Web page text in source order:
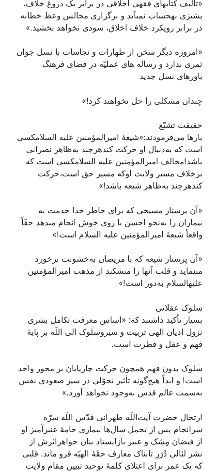
«تألیف کتاب‏هاى فقهى اخلاقى در برابر یک دروغ خلاف،
پشیزى به‏حساب نمى‏آید و برگزارى مجالس وعظ خطابه
در برابر رویکرد خلاف اخلاق، سودى نخواهد بخشید.»
«امروزه دیگر سخن از طهارات و نجاسات با نسل جوان
ثمرى ندارد و رساله ‏هاى عملیّه در فضاى فرهنگ
باورهاى نسل جدید
چندان مشکلى را حل نخواهند کرد!»
حقیقت تشیّع
بارها می‌فرمودند:«شیعۀ امیرالمؤمنین علیه السلامکسی
است که به‌دنبال او حرکت کندهرچند به‌ظاهر نصرانی
باشد!مخالف امیرالمؤمنین علیه السلامکسی است که
برخلاف مسیر ولایت اوکه مسیر حق است،حرکت
کندهرچند به‌ظاهر شیعه باشد!»
«آن پرستار مسیحى که براى خاطر خدا خدمت به
بیماران را به‌نحو احسن با روى خوش انجام مى‏دهد حقّاً
واقعاً شیعۀ امیرالمؤمنین علیه ‏السلام است!»
«آن پرستار شیعه که با مریضان به‌خشونت برخورد
مى‏نماید و قلب آنها را مى‏شکند از مذهب امیرالمؤمنین
علیه‏السلام به‌دور است!»
سلوک عقلانی
بسیار تأکید داشتند که: «اساس معرفت تکامل بشری
نزول ادیان الهی تربیت و سیروسلوک الی اللَه بر پایۀ
فهم و عقل و فطرت است.
سلوک بدون فهم همچون حرکت چارپایان بر محور واحد
است! و ابداً هیچ‌گونه تأثیر تحوّلی در سیر صعودی نفس
به‌سمت عالم قدس به‌وجود نخواهد آورد.»
ارتحال حضرت آیت‌اللَه طهرانی قدّس اللَه سرّه
سرانجام پس از تحمل سال‌ها بیماری خامۀ عنبرآمیز او
از فیضان مِشک و عبیر بازایستاد بنان جواهراثرش از
نشر لئالی دُرَرِ تابناک معارف حقّۀ الهیّه فرو ماند. قلبی
که یک عمر برای اعتلای کلمۀ توحید تبیین مقام ولایت